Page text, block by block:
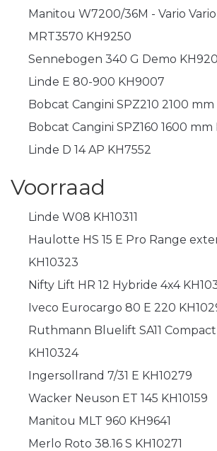
Manitou W7200/36M - Vario
MRT3570 KH9250
Sennebogen 340 G Demo
Linde E 80-900 KH9007
Bobcat Cangini SPZ210 2100
Bobcat Cangini SPZ160 1600 mm
Linde D 14 AP KH7552
Voorraad
Linde W08 KH10311
Haulotte HS 15 E Pro Range
KH10323
Nifty Lift HR 12 Hybride 4x4
Iveco Eurocargo 80 E 220
Ruthmann Bluelift SA11
KH10324
Ingersollrand 7/31 E KH10279
Wacker Neuson ET 145 KH10159
Manitou MLT 960 KH9641
Merlo Roto 38.16 S KH10271